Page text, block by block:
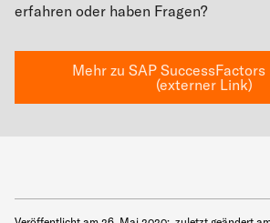
erfahren oder haben Fragen?
Mehr zu SAP
(externer Link)